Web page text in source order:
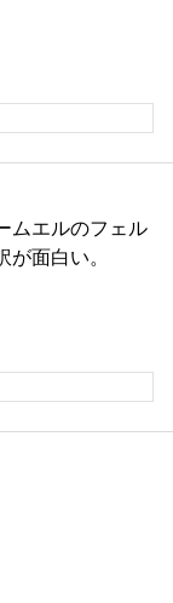
ムエルのフェル
面白い。